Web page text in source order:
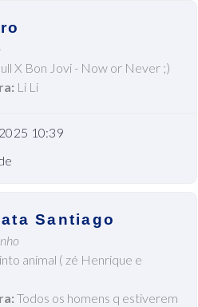
X Bon Jovi - Now or Never ;)
Li Li
10:39
Santiago
animal ( zé Henrique e
Todos os homens q estiverem